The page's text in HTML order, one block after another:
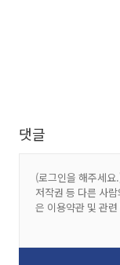
댓글